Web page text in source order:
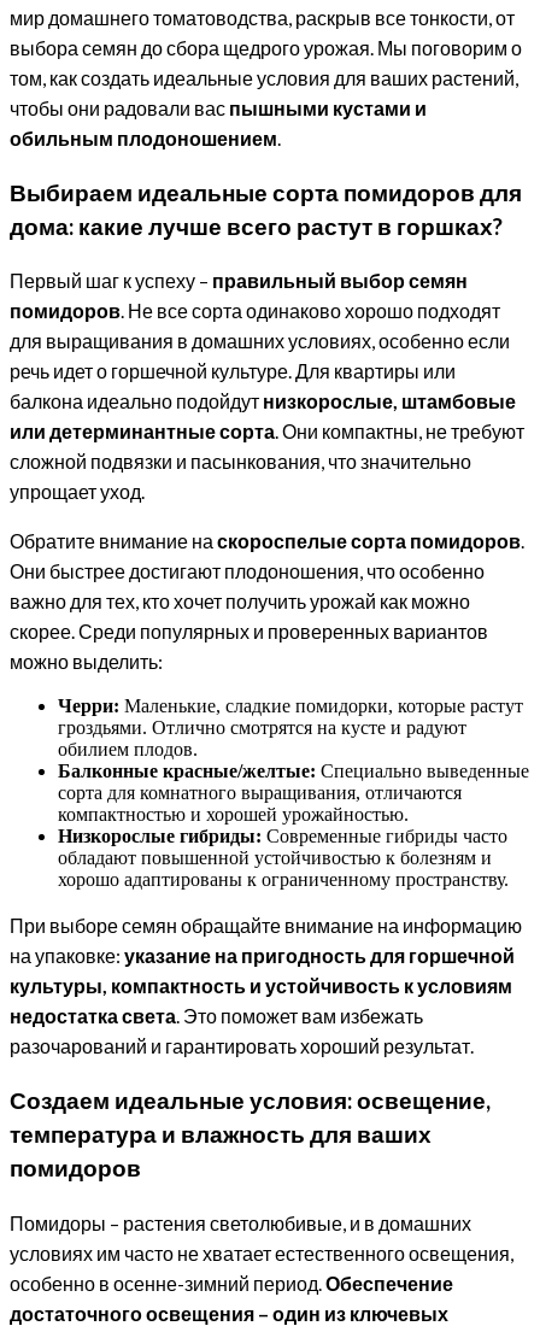
мир домашнего томатоводства, раскрыв все тонкости, от
выбора семян до сбора щедрого урожая. Мы поговорим о
том, как создать идеальные условия для ваших растений,
чтобы они радовали вас пышными кустами и
обильным плодоношением.
Выбираем идеальные сорта помидоров для
дома: какие лучше всего растут в горшках?
Первый шаг к успеху – правильный выбор семян
помидоров. Не все сорта одинаково хорошо подходят
для выращивания в домашних условиях, особенно если
речь идет о горшечной культуре. Для квартиры или
балкона идеально подойдут низкорослые, штамбовые
или детерминантные сорта. Они компактны, не требуют
сложной подвязки и пасынкования, что значительно
упрощает уход.
Обратите внимание на скороспелые сорта помидоров.
Они быстрее достигают плодоношения, что особенно
важно для тех, кто хочет получить урожай как можно
скорее. Среди популярных и проверенных вариантов
можно выделить:
Черри: Маленькие, сладкие помидорки, которые растут
гроздьями. Отлично смотрятся на кусте и радуют
обилием плодов.
Балконные красные/желтые: Специально выведенные
сорта для комнатного выращивания, отличаются
компактностью и хорошей урожайностью.
Низкорослые гибриды: Современные гибриды часто
обладают повышенной устойчивостью к болезням и
хорошо адаптированы к ограниченному пространству.
При выборе семян обращайте внимание на информацию
на упаковке: указание на пригодность для горшечной
культуры, компактность и устойчивость к условиям
недостатка света. Это поможет вам избежать
разочарований и гарантировать хороший результат.
Создаем идеальные условия: освещение,
температура и влажность для ваших
помидоров
Помидоры – растения светолюбивые, и в домашних
условиях им часто не хватает естественного освещения,
особенно в осенне-зимний период. Обеспечение
достаточного освещения – один из ключевых